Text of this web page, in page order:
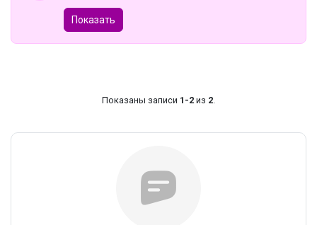
Показать
Показаны записи 1-2 из 2